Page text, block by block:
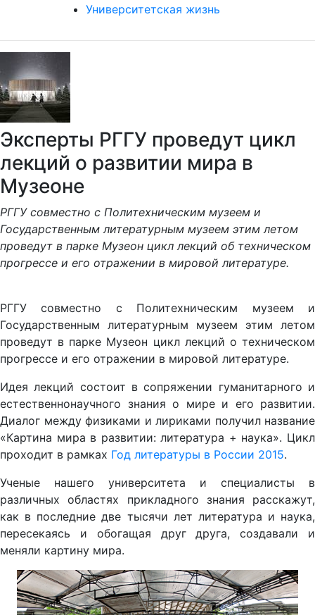
Университетская жизнь
Эксперты РГГУ проведут цикл
лекций о развитии мира в
Музеоне
РГГУ совместно с Политехническим музеем и
Государственным литературным музеем этим летом
проведут в парке Музеон цикл лекций об техническом
прогрессе и его отражении в мировой литературе.
РГГУ совместно с Политехническим музеем и
Государственным литературным музеем этим летом
проведут в парке Музеон цикл лекций о техническом
прогрессе и его отражении в мировой литературе.
Идея лекций состоит в сопряжении гуманитарного и
естественнонаучного знания о мире и его развитии.
Диалог между физиками и лириками получил название
«Картина мира в развитии: литература + наука». Цикл
проходит в рамках Год литературы в России 2015.
Ученые нашего университета и специалисты в
различных областях прикладного знания расскажут,
как в последние две тысячи лет литература и наука,
пересекаясь и обогащая друг друга, создавали и
меняли картину мира.